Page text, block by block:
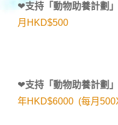
❤支持「動物助養計劃 」
月HKD$500
❤支持「動物助養計劃 」
年HKD$6000 (每月